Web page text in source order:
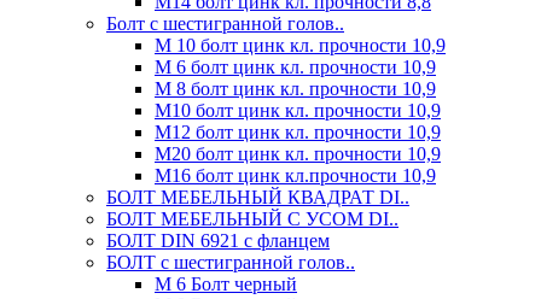
Болт с шестигранной голов..
М 10 болт цинк кл. прочности 10,9
М 6 болт цинк кл. прочности 10,9
М 8 болт цинк кл. прочности 10,9
М10 болт цинк кл. прочности 10,9
М12 болт цинк кл. прочности 10,9
М20 болт цинк кл. прочности 10,9
М16 болт цинк кл.прочности 10,9
БОЛТ МЕБЕЛЬНЫЙ КВАДРАТ DI..
БОЛТ МЕБЕЛЬНЫЙ С УСОМ DI..
БОЛТ DIN 6921 c фланцем
БОЛТ с шестигранной голов..
М 6 Болт черный